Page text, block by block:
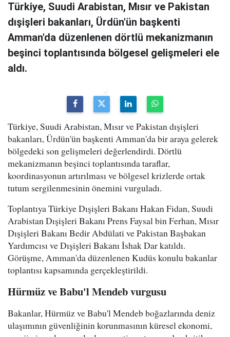
Türkiye, Suudi Arabistan, Mısır ve Pakistan
dışişleri bakanları, Ürdün'ün başkenti
Amman'da düzenlenen dörtlü mekanizmanın
beşinci toplantısında bölgesel gelişmeleri ele
aldı.
Türkiye, Suudi Arabistan, Mısır ve Pakistan dışişleri
bakanları, Ürdün'ün başkenti Amman'da bir araya gelerek
bölgedeki son gelişmeleri değerlendirdi. Dörtlü
mekanizmanın beşinci toplantısında taraflar,
koordinasyonun artırılması ve bölgesel krizlerde ortak
tutum sergilenmesinin önemini vurguladı.
Toplantıya Türkiye Dışişleri Bakanı Hakan Fidan, Suudi
Arabistan Dışişleri Bakanı Prens Faysal bin Ferhan, Mısır
Dışişleri Bakanı Bedir Abdülati ve Pakistan Başbakan
Yardımcısı ve Dışişleri Bakanı İshak Dar katıldı.
Görüşme, Amman'da düzenlenen Kudüs konulu bakanlar
toplantısı kapsamında gerçekleştirildi.
Hürmüz ve Babu'l Mendeb vurgusu
Bakanlar, Hürmüz ve Babu'l Mendeb boğazlarında deniz
ulaşımının güvenliğinin korunmasının küresel ekonomi,